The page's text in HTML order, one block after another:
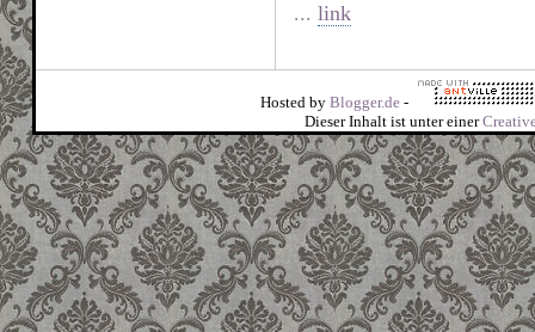
... link
Hosted by Blogger.de-
Dieser Inhalt ist unter einer